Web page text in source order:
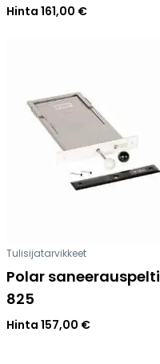
Hinta 161,00 €
Tulisijatarvikkeet
Polar saneerauspelti
825
Hinta 157,00 €